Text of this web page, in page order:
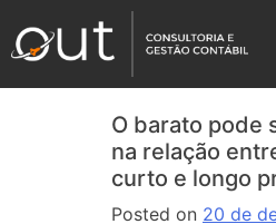
O barato pode
na relação
curto e longo
Posted on 20 de